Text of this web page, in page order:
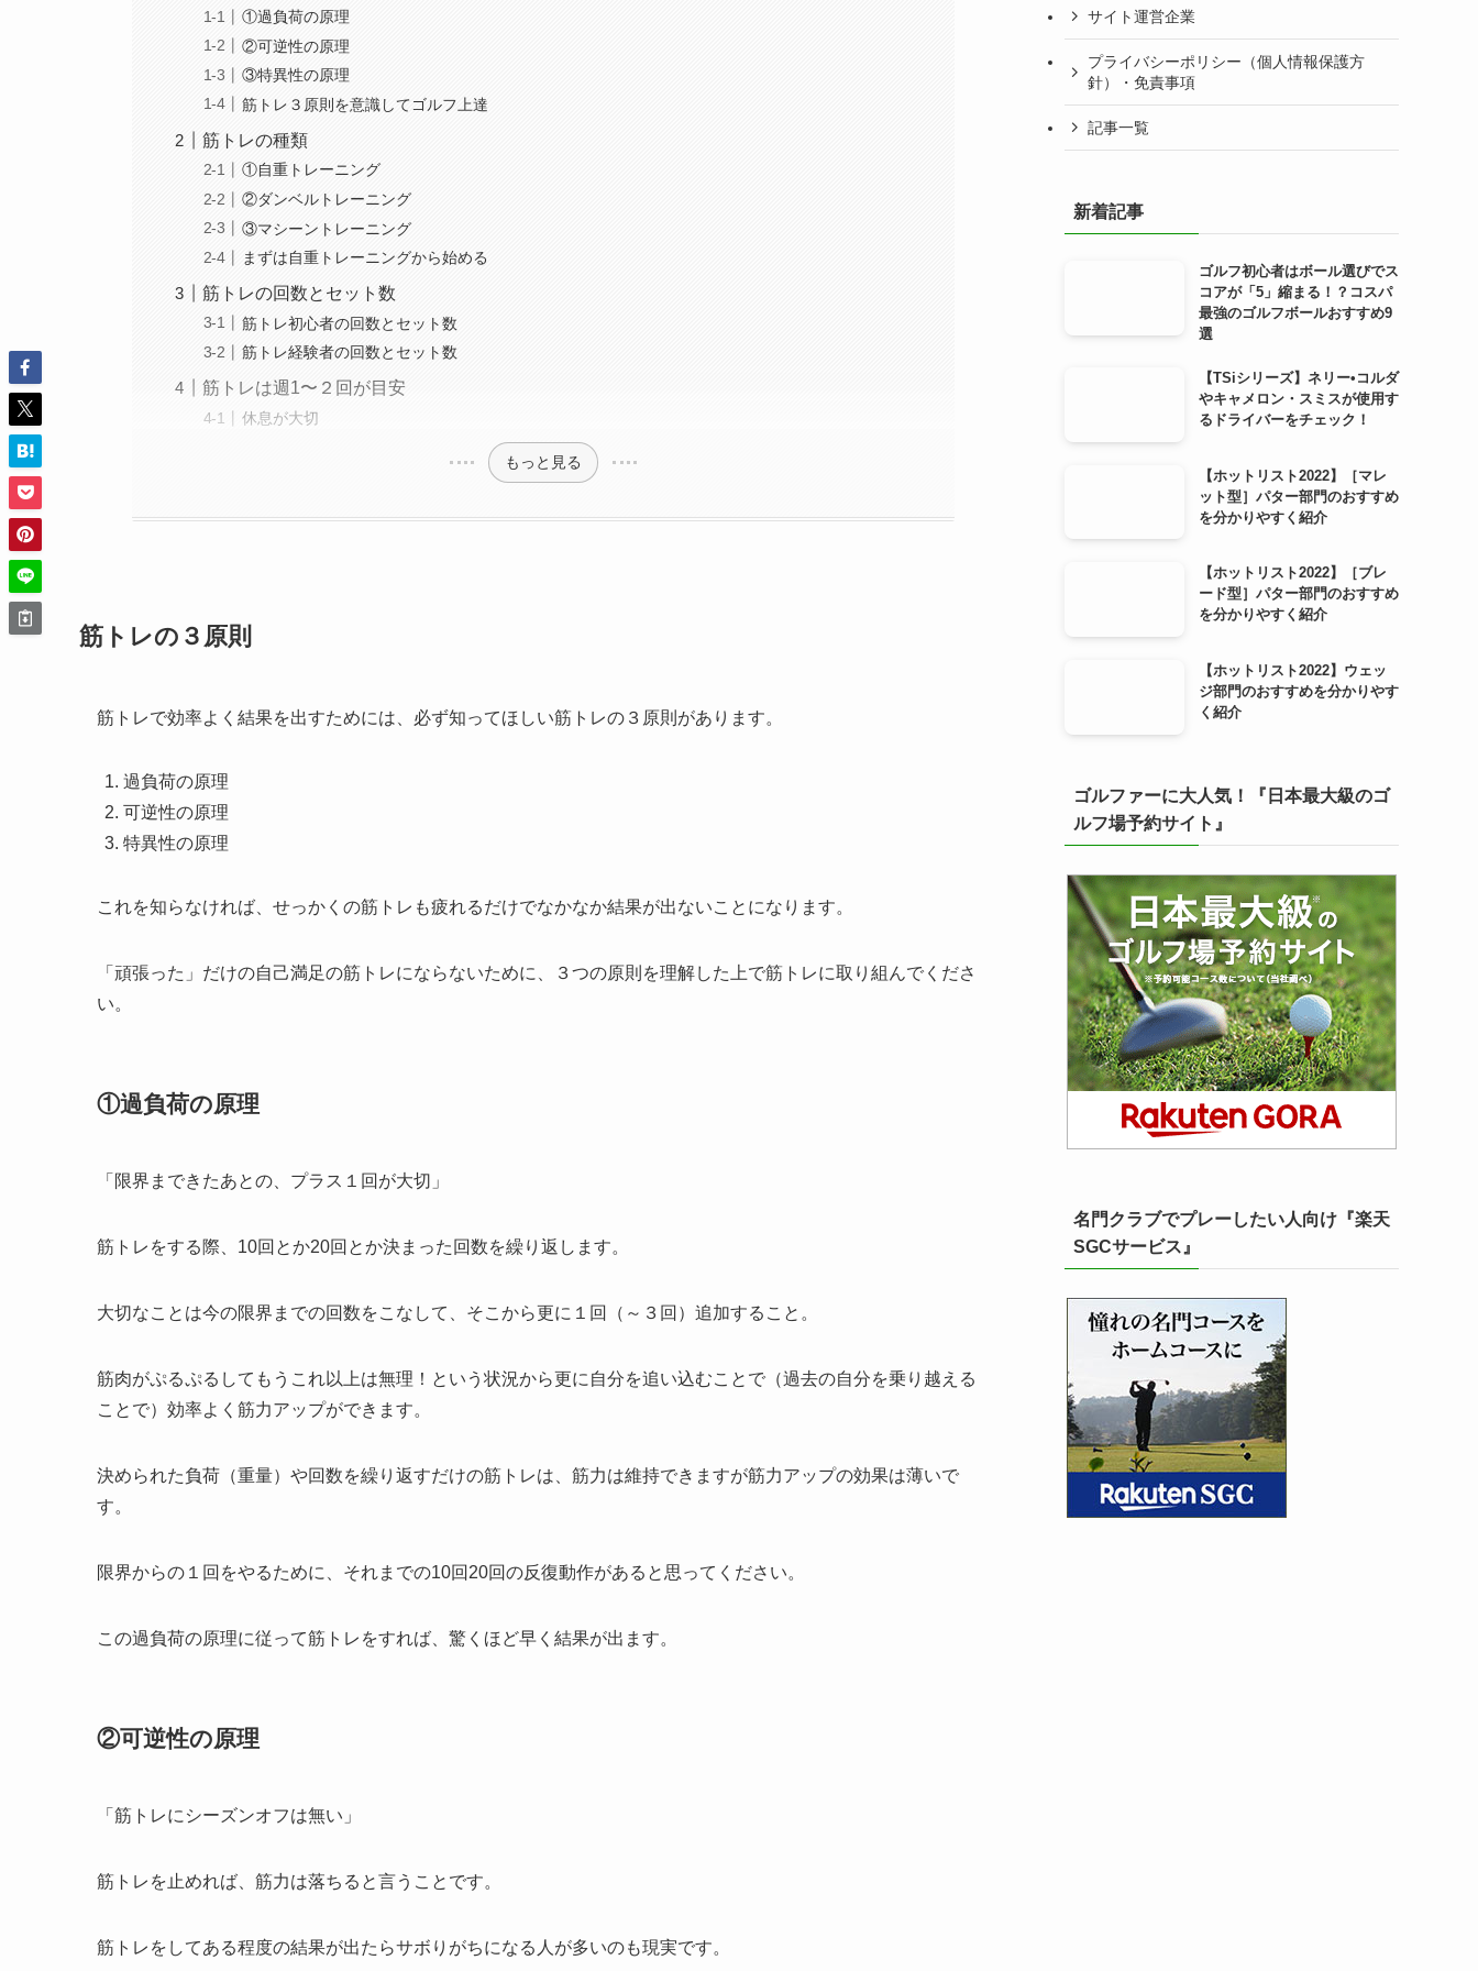
①過負荷の原理
②可逆性の原理
③特異性の原理
筋トレ３原則を意識してゴルフ上達
筋トレの種類
①自重トレーニング
②ダンベルトレーニング
③マシーントレーニング
まずは自重トレーニングから始める
筋トレの回数とセット数
筋トレ初心者の回数とセット数
筋トレ経験者の回数とセット数
筋トレは週1〜２回が目安
休息が大切
もっと見る
筋トレの３原則
筋トレで効率よく結果を出すためには、必ず知ってほしい筋トレの３原則があります。
過負荷の原理
可逆性の原理
特異性の原理
これを知らなければ、せっかくの筋トレも疲れるだけでなかなか結果が出ないことになります。
「頑張った」だけの自己満足の筋トレにならないために、３つの原則を理解した上で筋トレに取り組んでくださ
い。
①過負荷の原理
「限界まできたあとの、プラス１回が大切」
筋トレをする際、10回とか20回とか決まった回数を繰り返します。
大切なことは今の限界までの回数をこなして、そこから更に１回（～３回）追加すること。
筋肉がぷるぷるしてもうこれ以上は無理！という状況から更に自分を追い込むことで（過去の自分を乗り越える
ことで）効率よく筋力アップができます。
決められた負荷（重量）や回数を繰り返すだけの筋トレは、筋力は維持できますが筋力アップの効果は薄いで
す。
限界からの１回をやるために、それまでの10回20回の反復動作があると思ってください。
この過負荷の原理に従って筋トレをすれば、驚くほど早く結果が出ます。
②可逆性の原理
「筋トレにシーズンオフは無い」
筋トレを止めれば、筋力は落ちると言うことです。
筋トレをしてある程度の結果が出たらサボりがちになる人が多いのも現実です。
サイト運営企業
プライバシーポリシー（個人情報保護方
針）・免責事項
記事一覧
新着記事
ゴルフ初心者はボール選びでス
コアが「5」縮まる！？コスパ
最強のゴルフボールおすすめ9
選
【TSiシリーズ】ネリー•コルダ
やキャメロン・スミスが使用す
るドライバーをチェック！
【ホットリスト2022】［マレ
ット型］パター部門のおすすめ
を分かりやすく紹介
【ホットリスト2022】［ブレ
ード型］パター部門のおすすめ
を分かりやすく紹介
【ホットリスト2022】ウェッ
ジ部門のおすすめを分かりやす
く紹介
ゴルファーに大人気！『日本最大級のゴ
ルフ場予約サイト』
名門クラブでプレーしたい人向け『楽天
SGCサービス』